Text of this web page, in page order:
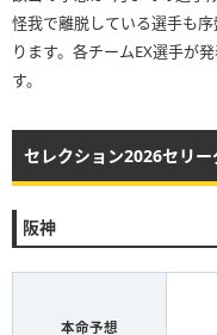
怪我で離脱している選手も
ります。各チームEX選手が
す。
セレクション2026セリ
阪神
本命予想